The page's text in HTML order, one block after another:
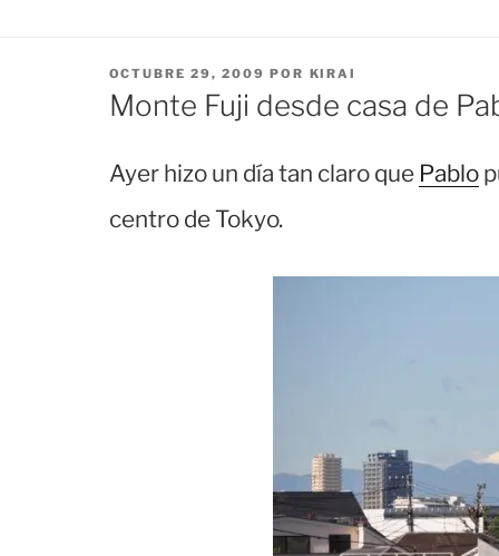
PUBLICADO
EL
OCTUBRE 29, 2009 POR KIRAI
Monte Fuji desde casa de
Ayer hizo un día tan claro que Pablo
centro de Tokyo.